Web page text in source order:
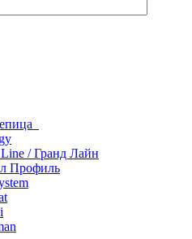
/ Гранд Лайн
Профиль